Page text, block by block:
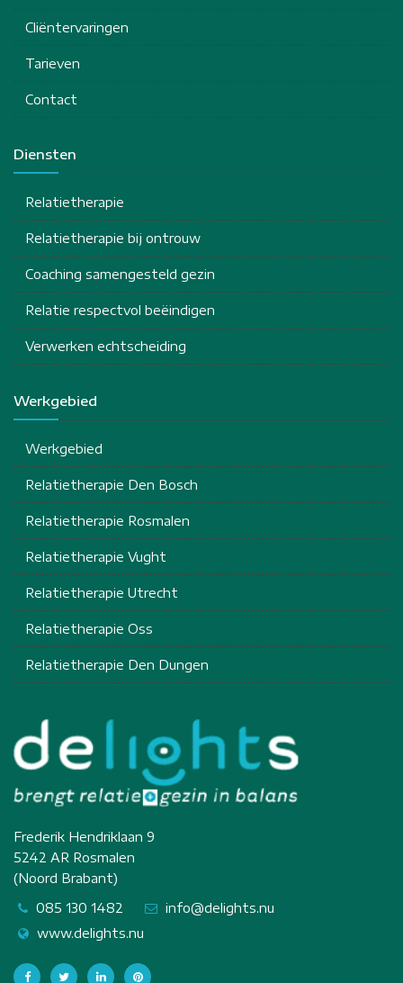
Cliëntervaringen
Tarieven
Contact
Diensten
Relatietherapie
Relatietherapie bij ontrouw
Coaching samengesteld gezin
Relatie respectvol beëindigen
Verwerken echtscheiding
Werkgebied
Werkgebied
Relatietherapie Den Bosch
Relatietherapie Rosmalen
Relatietherapie Vught
Relatietherapie Utrecht
Relatietherapie Oss
Relatietherapie Den Dungen
Frederik Hendriklaan 9
5242 AR Rosmalen
(Noord Brabant)
085 130 1482
info@delights.nu
www.delights.nu